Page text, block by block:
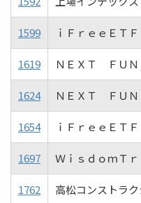
1599 ｉＦｒｅｅＥＴ
1619 ＮＥＸＴ ＦＵＮ
1624 ＮＥＸＴ ＦＵ
1654 ｉＦｒｅｅＥ
1697 ＷｉｓｄｏｍＴ
1762 高松コンストラ